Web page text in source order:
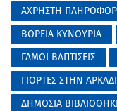
ΑΧΡΗΣΤΗ
ΒΟΡΕΙΑ ΚΥΝΟΥΡΙΑ
ΓΑΜΟΙ ΒΑΠΤΙΣΕΙΣ
ΓΙΟΡΤΕΣ ΣΤΗΝ
ΔΗΜΟΣΙΑ